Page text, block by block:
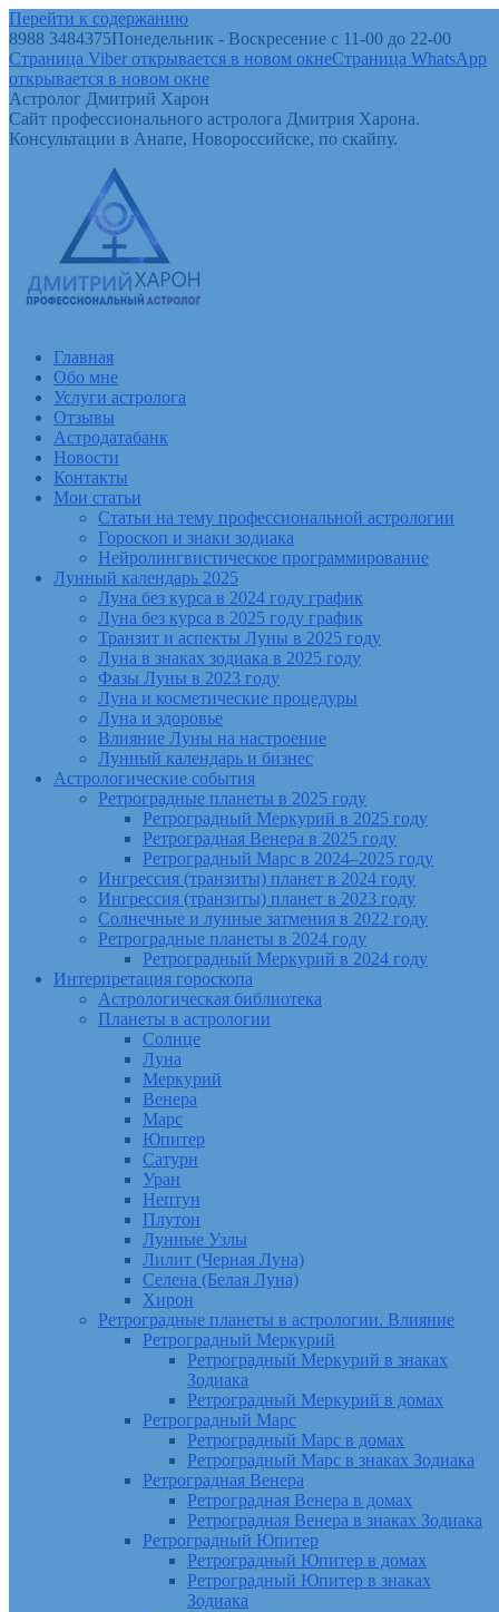
Перейти к содержанию
8988 3484375Понедельник - Воскресение с 11-00 до 22-00
Страница Viber открывается в новом окнеСтраница WhatsApp
открывается в новом окне
Астролог Дмитрий Харон
Сайт профессионального астролога Дмитрия Харона.
Консультации в Анапе, Новороссийске, по скайпу.
Главная
Обо мне
Услуги астролога
Отзывы
Астродатабанк
Новости
Контакты
Мои статьи
Статьи на тему профессиональной астрологии
Гороскоп и знаки зодиака
Нейролингвистическое программирование
Лунный календарь 2025
Луна без курса в 2024 году график
Луна без курса в 2025 году график
Транзит и аспекты Луны в 2025 году
Луна в знаках зодиака в 2025 году
Фазы Луны в 2023 году
Луна и косметические процедуры
Луна и здоровье
Влияние Луны на настроение
Лунный календарь и бизнес
Астрологические события
Ретроградные планеты в 2025 году
Ретроградный Меркурий в 2025 году
Ретроградная Венера в 2025 году
Ретроградный Марс в 2024–2025 году
Ингрессия (транзиты) планет в 2024 году
Ингрессия (транзиты) планет в 2023 году
Солнечные и лунные затмения в 2022 году
Ретроградные планеты в 2024 году
Ретроградный Меркурий в 2024 году
Интерпретация гороскопа
Астрологическая библиотека
Планеты в астрологии
Солнце
Луна
Меркурий
Венера
Марс
Юпитер
Сатурн
Уран
Нептун
Плутон
Лунные Узлы
Лилит (Черная Луна)
Селена (Белая Луна)
Хирон
Ретроградные планеты в астрологии. Влияние
Ретроградный Меркурий
Ретроградный Меркурий в знаках
Зодиака
Ретроградный Меркурий в домах
Ретроградный Марс
Ретроградный Марс в домах
Ретроградный Марс в знаках Зодиака
Ретроградная Венера
Ретроградная Венера в домах
Ретроградная Венера в знаках Зодиака
Ретроградный Юпитер
Ретроградный Юпитер в домах
Ретроградный Юпитер в знаках
Зодиака